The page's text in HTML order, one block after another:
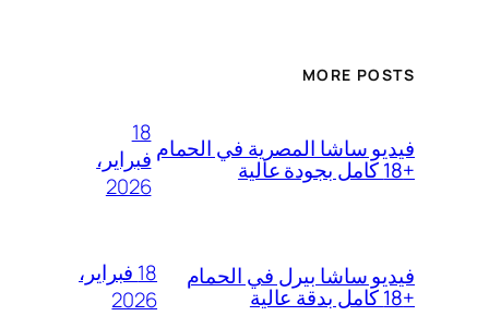
MORE POSTS
فيديو ساشا المصرية في الحمام
+18 كامل بجودة عالية
18
فبراير،
2026
فيديو ساشا بيرل في الحمام
+18 كامل بدقة عالية
18 فبراير،
2026